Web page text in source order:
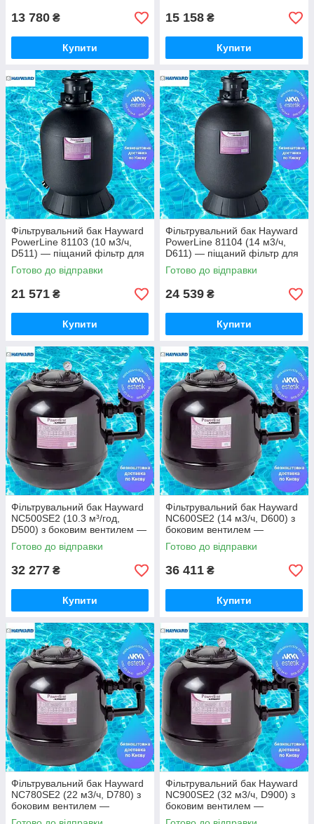
13 780 ₴
Купити
15 158 ₴
Купити
Фільтрувальний бак Hayward
PowerLine 81103 (10 м3/ч,
D511) — піщаний фільтр для
басейну (Hayward, США)
Готово до відправки
21 571 ₴
Купити
Фільтрувальний бак Hayward
PowerLine 81104 (14 м3/ч,
D611) — піщаний фільтр для
басейну (Hayward, США)
Готово до відправки
24 539 ₴
Купити
Фільтрувальний бак Hayward
NC500SE2 (10.3 м³/год,
D500) з боковим вентилем —
піщаний фільтр для басейну
(Hayward, США)
Готово до відправки
32 277 ₴
Купити
Фільтрувальний бак Hayward
NC600SE2 (14 м3/ч, D600) з
боковим вентилем —
піщаний фільтр для басейну
(Hayward, США)
Готово до відправки
36 411 ₴
Купити
Фільтрувальний бак Hayward
NC780SE2 (22 м3/ч, D780) з
боковим вентилем —
піщаний фільтр для басейну
Фільтрувальний бак Hayward
NC900SE2 (32 м3/ч, D900) з
боковим вентилем —
піщаний фільтр для басейну